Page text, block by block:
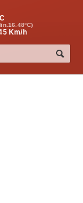
Km/h